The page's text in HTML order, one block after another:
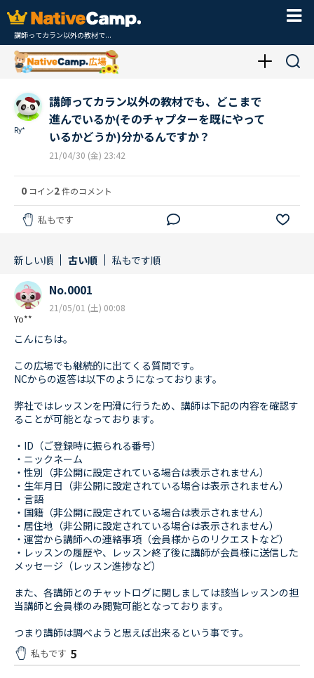
講師ってカラン以外の教材で...
Ry*
講師ってカラン以外の教材でも、どこまで
進んでいるか(そのチャプターを既にやって
いるかどうか)分かるんですか？
21/04/30 (金) 23:42
0 コイン2件のコメント
私もです
新しい順 古い順 私もです順
Yo**
No.0001
21/05/01 (土) 00:08
こんにちは。
この広場でも継続的に出てくる質問です。
NCからの返答は以下のようになっております。
弊社ではレッスンを円滑に行うため、講師は下記の内容を確認す
ることが可能となっております。
・ID（ご登録時に振られる番号）
・ニックネーム
・性別（非公開に設定されている場合は表示されません）
・生年月日（非公開に設定されている場合は表示されません）
・言語
・国籍（非公開に設定されている場合は表示されません）
・居住地（非公開に設定されている場合は表示されません）
・運営から講師への連絡事項（会員様からのリクエストなど）
・レッスンの履歴や、レッスン終了後に講師が会員様に送信した
メッセージ（レッスン進捗など）
また、各講師とのチャットログに関しましては該当レッスンの担
当講師と会員様のみ閲覧可能となっております。
つまり講師は調べようと思えば出来るという事です。
私もです 5